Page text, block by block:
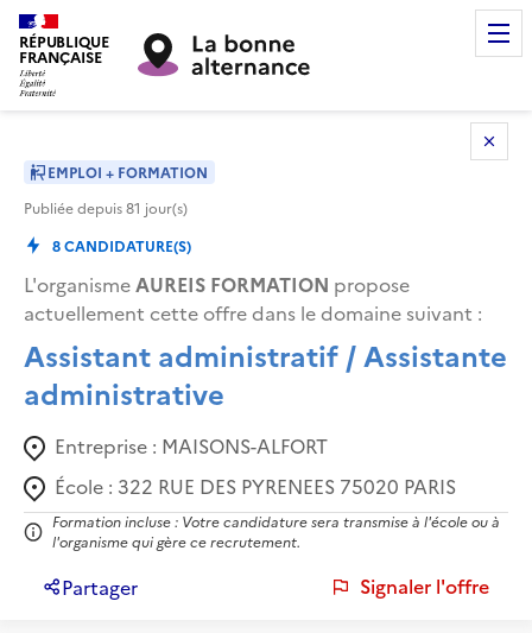
RÉPUBLIQUE
FRANÇAISE
EMPLOI + FORMATION
Publiée depuis81 jour(s)
8CANDIDATURE(S)
L'organismeAUREIS FORMATION propose
actuellement cette offre dans le domaine suivant :
Assistant administratif / Assistante
administrative
Entreprise : MAISONS-ALFORT
École : 322 RUE DES PYRENEES 75020 PARIS
Formation incluse : Votre candidature sera transmise à l'école ou à
l'organisme qui gère ce recrutement.
Partager Signaler l'offre